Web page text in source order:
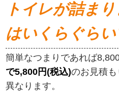
トイレが詰ま
はいくらぐら
簡単なつまりであれば
で5,800円(税込)のお見積
異なります。